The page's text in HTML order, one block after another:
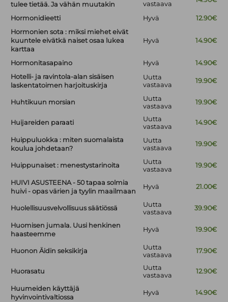
tulee tietää. Ja vähän muutakin
vastaava
Hormonidieetti Hyvä
12.90€
Hormonien sota : miksi miehet eivät
kuuntele eivätkä naiset osaa lukea
karttaa
Hyvä 14.90€
Hormonitasapaino Hyvä
14.90€
Hotelli- ja ravintola-alan sisäisen
laskentatoimen harjoituskirja
Uutta
vastaava
19.90€
Huhtikuun morsian
Uutta
vastaava
19.90€
Huijareiden paraati
Uutta
vastaava
14.90€
Huippuluokka : miten suomalaista
koulua johdetaan?
Uutta
vastaava
19.90€
Huippunaiset : menestystarinoita
Uutta
vastaava
19.90€
HUIVI ASUSTEENA - 50 tapaa solmia
huivi - opas värien ja tyylin maailmaan
Hyvä 21.00€
Huolellisuusvelvollisuus säätiössä
Uutta
vastaava
39.90€
Huomisen jumala. Uusi henkinen
haasteemme
Hyvä 19.90€
Huonon Äidin seksikirja
Uutta
vastaava
17.90€
Huorasatu
Uutta
vastaava
12.90€
Huumeiden käyttäjä
hyvinvointivaltiossa
Hyvä 14.90€